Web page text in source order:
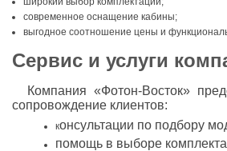
современное оснащение кабины;
выгодное соотношение цены и
Сервис и услуги
Компания «Фотон-Восток»
сопровождение клиентов:
консультации по подбору
помощь в выборе